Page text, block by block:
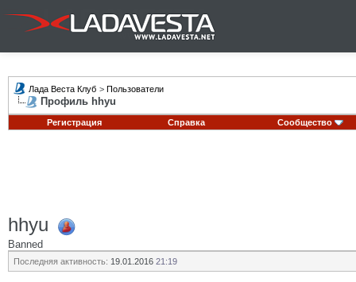
Лада Веста Клуб > Пользователи
Профиль hhyu
Регистрация Справка Сообщество
hhyu
Banned
Последняя активность: 19.01.2016 21:19